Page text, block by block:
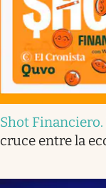
Shot Financiero.
cruce entre la